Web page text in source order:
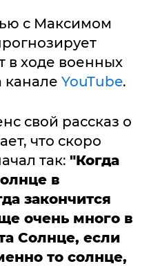
с Максимом
в ходе военных
канале YouTube.
свой рассказ о
что скоро
так: "Когда
в
закончится
очень много в
Солнце, если
то солнце,